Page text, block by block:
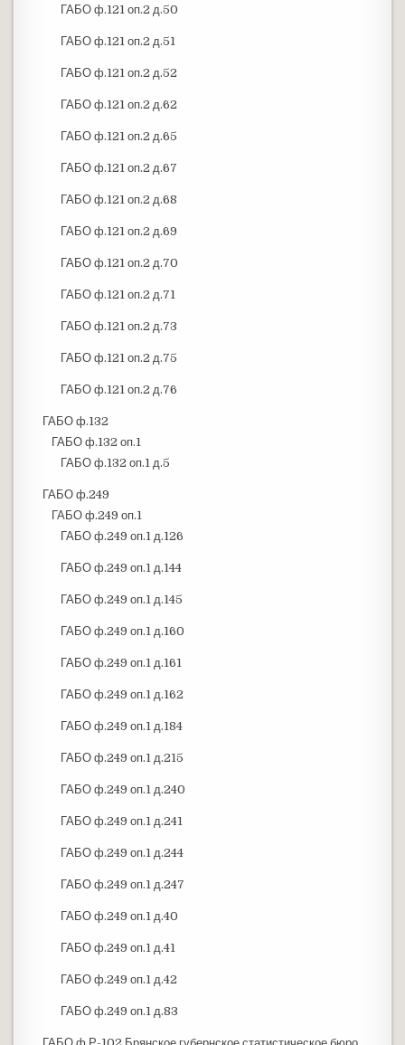
ГАБО ф.121 оп.2 д.50
ГАБО ф.121 оп.2 д.51
ГАБО ф.121 оп.2 д.52
ГАБО ф.121 оп.2 д.62
ГАБО ф.121 оп.2 д.65
ГАБО ф.121 оп.2 д.67
ГАБО ф.121 оп.2 д.68
ГАБО ф.121 оп.2 д.69
ГАБО ф.121 оп.2 д.70
ГАБО ф.121 оп.2 д.71
ГАБО ф.121 оп.2 д.73
ГАБО ф.121 оп.2 д.75
ГАБО ф.121 оп.2 д.76
ГАБО ф.132
ГАБО ф.132 оп.1
ГАБО ф.132 оп.1 д.5
ГАБО ф.249
ГАБО ф.249 оп.1
ГАБО ф.249 оп.1 д.126
ГАБО ф.249 оп.1 д.144
ГАБО ф.249 оп.1 д.145
ГАБО ф.249 оп.1 д.160
ГАБО ф.249 оп.1 д.161
ГАБО ф.249 оп.1 д.162
ГАБО ф.249 оп.1 д.184
ГАБО ф.249 оп.1 д.215
ГАБО ф.249 оп.1 д.240
ГАБО ф.249 оп.1 д.241
ГАБО ф.249 оп.1 д.244
ГАБО ф.249 оп.1 д.247
ГАБО ф.249 оп.1 д.40
ГАБО ф.249 оп.1 д.41
ГАБО ф.249 оп.1 д.42
ГАБО ф.249 оп.1 д.83